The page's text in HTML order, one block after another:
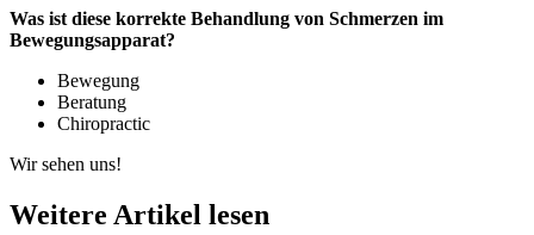
Was ist diese korrekte Behandlung von Schmerzen im
Bewegungsapparat?
Bewegung
Beratung
Chiropractic
Wir sehen uns!
Weitere Artikel lesen